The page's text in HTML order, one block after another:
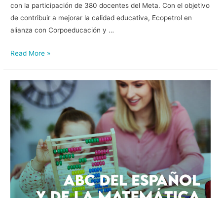
con la participación de 380 docentes del Meta. Con el objetivo
de contribuir a mejorar la calidad educativa, Ecopetrol en
alianza con Corpoeducación y …
Read More »